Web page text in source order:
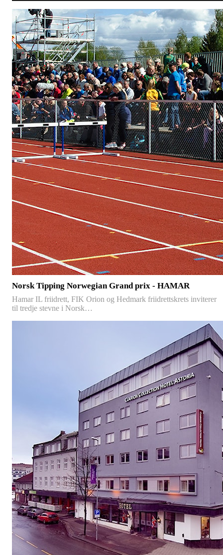
Norsk Tipping Norwegian Grand prix - HAMAR
Hamar IL friidrett, FIK Orion og Hedmark friidrettskrets inviterer
til tredje stevne i Norsk…